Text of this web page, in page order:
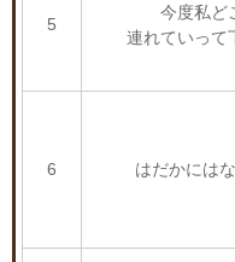
5
今度私ど
連れていって
6 はだかには